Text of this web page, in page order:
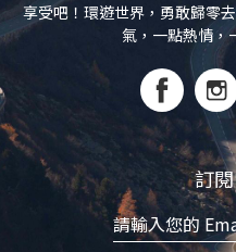
享受吧！環遊世界，勇敢歸零
氣，一點熱情，
訂